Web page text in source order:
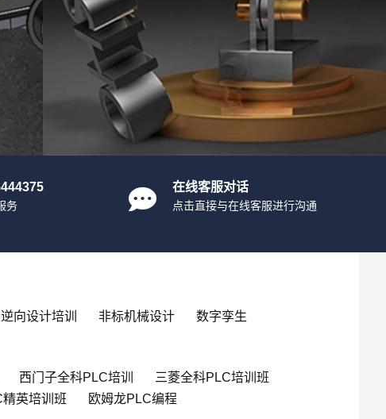
务
在线客服对话
点击直接与在线客服进行沟通
逆向设计培训 非标机械设计 数字孪生
西门子全科PLC培训
三菱全科PLC培训班
英培训班
欧姆龙PLC编程